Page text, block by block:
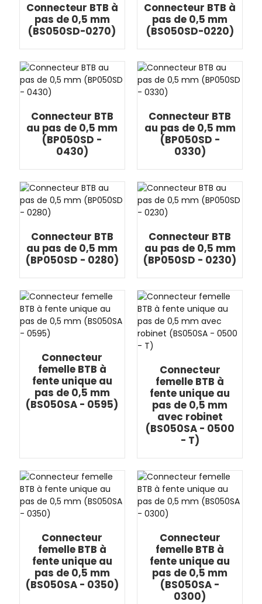
Connecteur BTB à
pas de 0,5 mm
(BS050SD-0270)
Connecteur BTB à
pas de 0,5 mm
(BS050SD-0220)
Connecteur BTB
au pas de 0,5 mm
(BP050SD -
0430)
Connecteur BTB
au pas de 0,5 mm
(BP050SD -
0330)
Connecteur BTB
au pas de 0,5 mm
(BP050SD - 0280)
Connecteur BTB
au pas de 0,5 mm
(BP050SD - 0230)
Connecteur
femelle BTB à
fente unique au
pas de 0,5 mm
(BS050SA - 0595)
Connecteur
femelle BTB à
fente unique au
pas de 0,5 mm
avec robinet
(BS050SA - 0500
- T)
Connecteur
femelle BTB à
fente unique au
pas de 0,5 mm
(BS050SA - 0350)
Connecteur
femelle BTB à
fente unique au
pas de 0,5 mm
(BS050SA -
0300)